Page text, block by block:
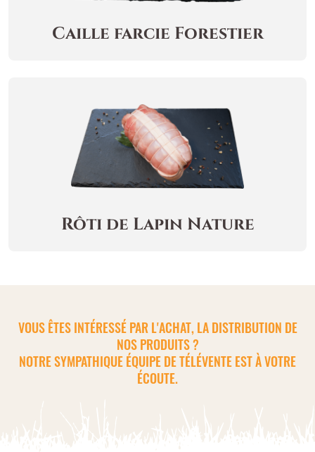
Caille farcie Forestier
Rôti de Lapin Nature
VOUS ÊTES INTÉRESSÉ PAR L'ACHAT, LA DISTRIBUTION DE
NOS PRODUITS ?
NOTRE SYMPATHIQUE ÉQUIPE DE TÉLÉVENTE EST À VOTRE
ÉCOUTE.